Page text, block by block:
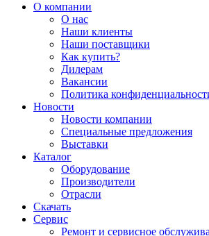
О компании
О нас
Наши клиенты
Наши поставщики
Как купить?
Дилерам
Вакансии
Политика
Новости
Новости компании
Специальные предложения
Выставки
Каталог
Оборудование
Производители
Отрасли
Скачать
Сервис
Ремонт и сервисное